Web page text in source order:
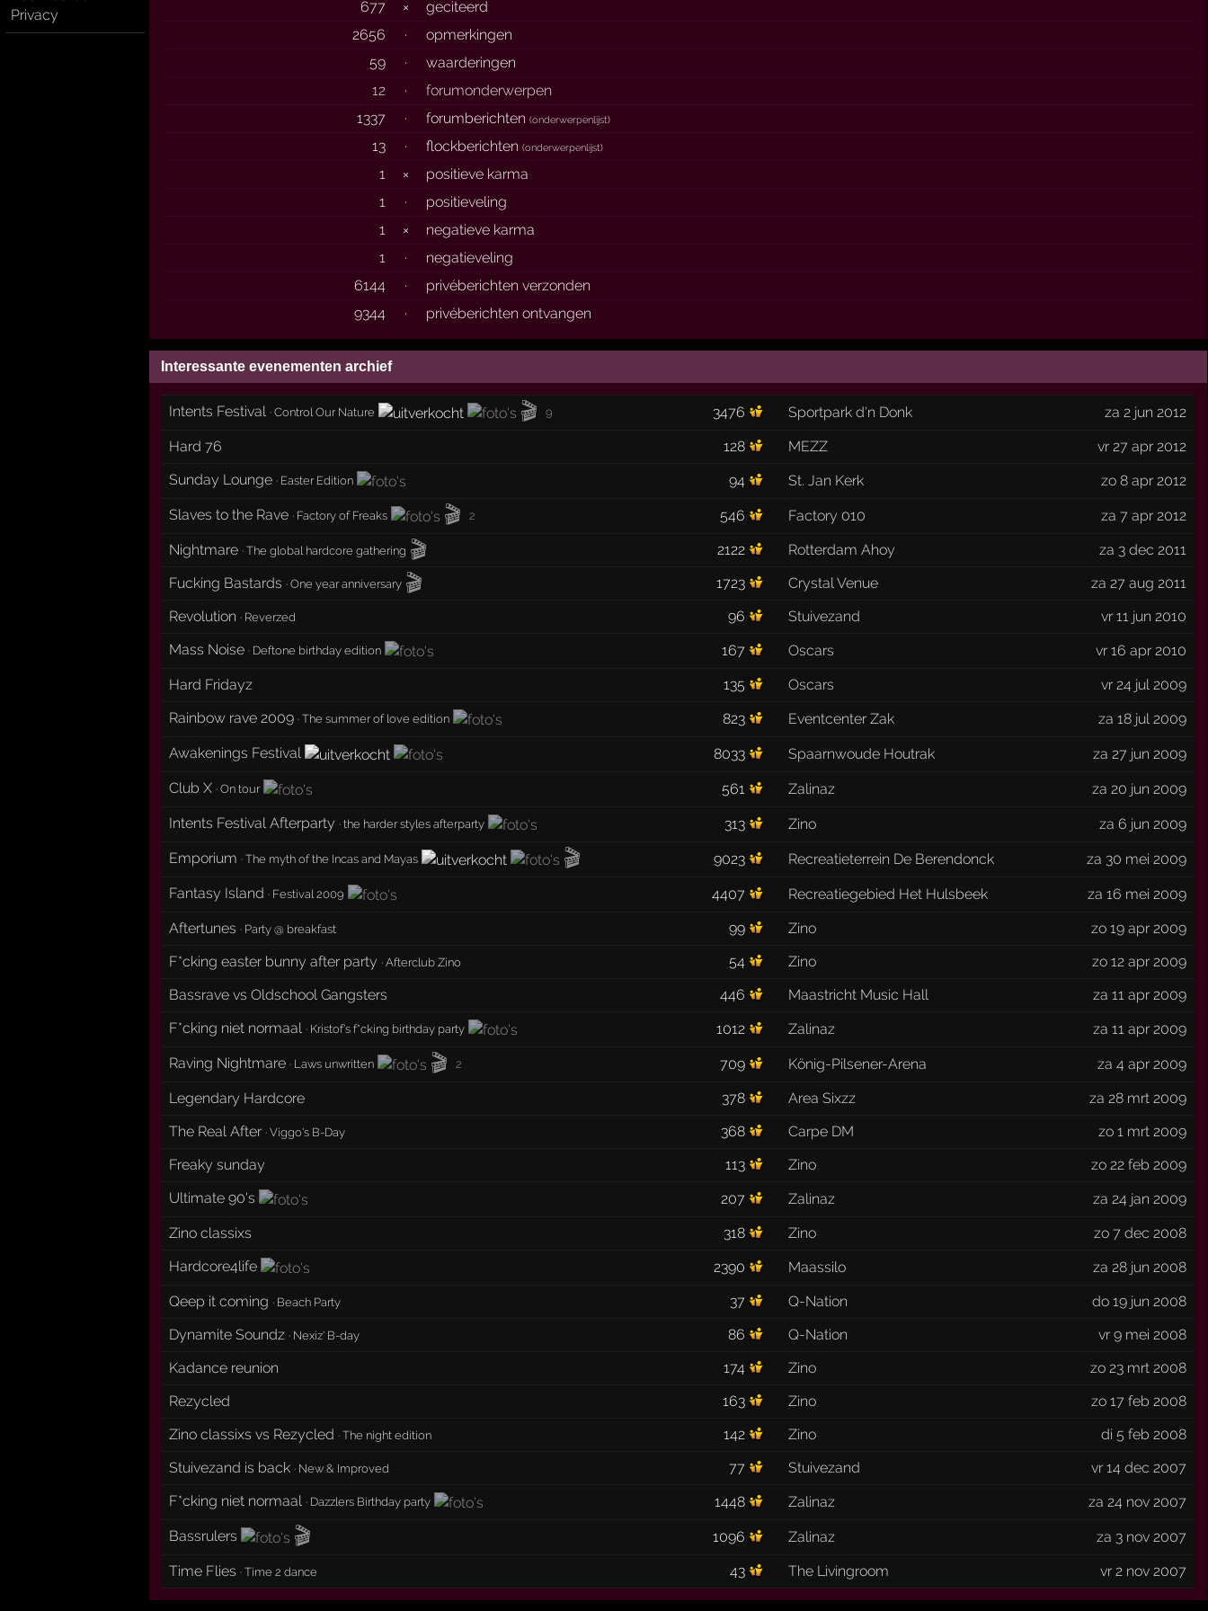
Privacy
677
×
geciteerd
2656
·
opmerkingen
59
·
waarderingen
12
·
forumonderwerpen
1337
· forumberichten(onderwerpenlijst)
13 · flockberichten(onderwerpenlijst)
1 ×
positieve karma
1
·
positieveling
1
×
negatieve karma
1
·
negatieveling
6144
·
privéberichten verzonden
9344
· privéberichten ontvangen
Interessante evenementen archief
Intents Festival ·Control Our Nature 🎬 9 3476 Sportpark d'n Donk
za 2 jun 2012
Hard 76
128 MEZZ
vr 27 apr 2012
Sunday Lounge · Easter Edition 94 St. Jan Kerk
zo 8 apr 2012
Slaves to the Rave · Factory of Freaks 🎬 2 546 Factory 010
za 7 apr 2012
Nightmare ·The global hardcore gathering 🎬 2122 Rotterdam Ahoy
za 3 dec 2011
Fucking Bastards ·One year anniversary 🎬 1723 Crystal Venue
za 27 aug 2011
Revolution · Reverzed 96 Stuivezand
vr 11 jun 2010
Mass Noise · Deftone birthday edition 167 Oscars
vr 16 apr 2010
Hard Fridayz
135 Oscars
vr 24 jul 2009
Rainbow rave 2009 ·The summer of love edition 823 Eventcenter Zak
za 18 jul 2009
Awakenings Festival
8033 Spaarnwoude Houtrak
za 27 jun 2009
Club X ·On tour 561 Zalinaz
za 20 jun 2009
Intents Festival Afterparty ·the harder styles afterparty 313 Zino
za 6 jun 2009
Emporium ·The myth of the Incas and Mayas 🎬 9023 Recreatieterrein De Berendonck
za 30 mei 2009
Fantasy Island · Festival 2009 4407 Recreatiegebied Het Hulsbeek
za 16 mei 2009
Aftertunes · Party @ breakfast 99 Zino
zo 19 apr 2009
F*cking easter bunny after party ·Afterclub Zino 54 Zino
zo 12 apr 2009
Bassrave vs Oldschool Gangsters
446 Maastricht Music Hall
za 11 apr 2009
F*cking niet normaal · Kristof’s f*cking birthday party 1012 Zalinaz
za 11 apr 2009
Raving Nightmare · Laws unwritten 🎬 2 709 König-Pilsener-Arena
za 4 apr 2009
Legendary Hardcore
378 Area Sixzz
za 28 mrt 2009
The Real After ·Viggo's B-Day 368 Carpe DM
zo 1 mrt 2009
Freaky sunday
113 Zino
zo 22 feb 2009
Ultimate 90's
207 Zalinaz
za 24 jan 2009
Zino classixs
318 Zino
zo 7 dec 2008
Hardcore4life
2390 Maassilo
za 28 jun 2008
Qeep it coming · Beach Party 37 Q-Nation
do 19 jun 2008
Dynamite Soundz · Nexiz' B-day 86 Q-Nation
vr 9 mei 2008
Kadance reunion
174 Zino
zo 23 mrt 2008
Rezycled
163 Zino
zo 17 feb 2008
Zino classixs vs Rezycled ·The night edition 142 Zino
di 5 feb 2008
Stuivezand is back · New & Improved 77 Stuivezand
vr 14 dec 2007
F*cking niet normaal · Dazzlers Birthday party 1448 Zalinaz
za 24 nov 2007
Bassrulers
🎬 1096 Zalinaz
za 3 nov 2007
Time Flies ·Time 2 dance 43 The Livingroom vr 2 nov 2007